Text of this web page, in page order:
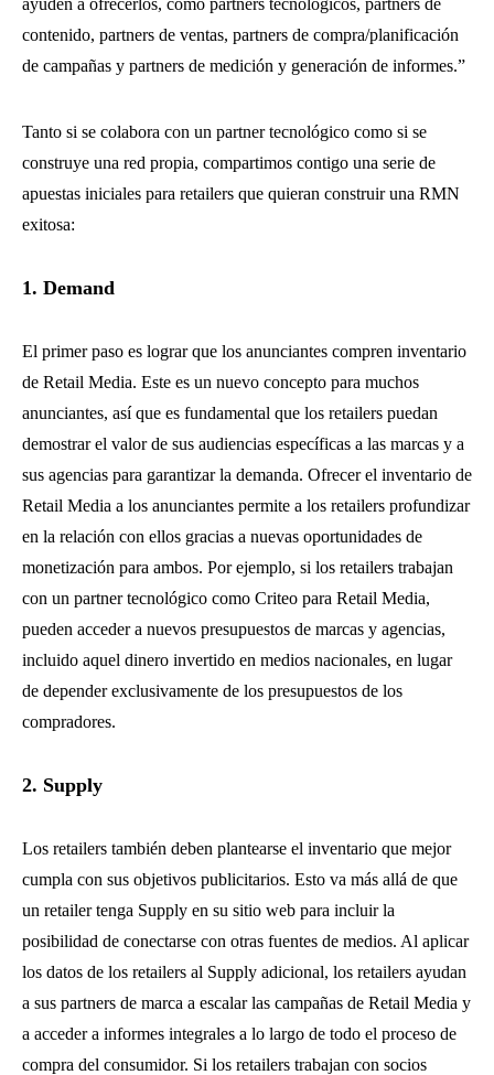
ayuden a ofrecerlos, como partners tecnológicos, partners de
contenido, partners de ventas, partners de compra/planificación
de campañas y partners de medición y generación de informes.”
Tanto si se colabora con un partner tecnológico como si se
construye una red propia, compartimos contigo una serie de
apuestas iniciales para retailers que quieran construir una RMN
exitosa:
1. Demand
El primer paso es lograr que los anunciantes compren inventario
de Retail Media. Este es un nuevo concepto para muchos
anunciantes, así que es fundamental que los retailers puedan
demostrar el valor de sus audiencias específicas a las marcas y a
sus agencias para garantizar la demanda. Ofrecer el inventario de
Retail Media a los anunciantes permite a los retailers profundizar
en la relación con ellos gracias a nuevas oportunidades de
monetización para ambos. Por ejemplo, si los retailers trabajan
con un partner tecnológico como Criteo para Retail Media,
pueden acceder a nuevos presupuestos de marcas y agencias,
incluido aquel dinero invertido en medios nacionales, en lugar
de depender exclusivamente de los presupuestos de los
compradores.
2. Supply
Los retailers también deben plantearse el inventario que mejor
cumpla con sus objetivos publicitarios. Esto va más allá de que
un retailer tenga Supply en su sitio web para incluir la
posibilidad de conectarse con otras fuentes de medios. Al aplicar
los datos de los retailers al Supply adicional, los retailers ayudan
a sus partners de marca a escalar las campañas de Retail Media y
a acceder a informes integrales a lo largo de todo el proceso de
compra del consumidor. Si los retailers trabajan con socios